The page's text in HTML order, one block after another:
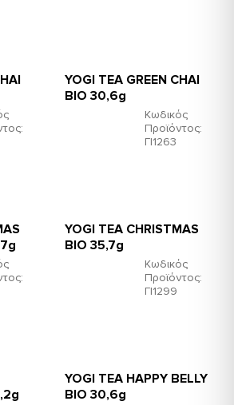
Κωδικός
Προϊόντος:
ΓΙ1263
YOGI TEA GREEN CHAI
ΒΙΟ 30,6g
Κωδικός
Προϊόντος:
ΓΙ1299
YOGI TEA CHRISTMAS
ΒΙΟ 35,7g
YOGI TEA HAPPY BELLY
ΒΙΟ 30,6g